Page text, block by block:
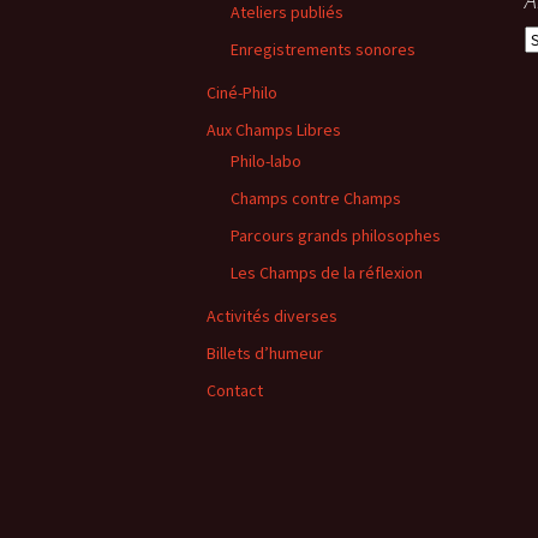
Ateliers publiés
Enregistrements sonores
Ciné-Philo
Aux Champs Libres
Philo-labo
Champs contre Champs
Parcours grands philosophes
Les Champs de la réflexion
Activités diverses
Billets d’humeur
Contact